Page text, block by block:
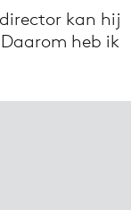
kan hij
heb ik